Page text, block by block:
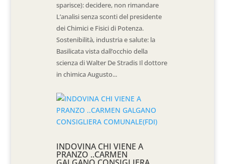
sparisce): decidere, non rimandare
L’analisi senza sconti del presidente
dei Chimici e Fisici di Potenza.
Sostenibilità, industria e salute: la
Basilicata vista dall’occhio della
scienza di Walter De Stradis Il dottore
in chimica Augusto...
INDOVINA CHI VIENE A
PRANZO ..CARMEN